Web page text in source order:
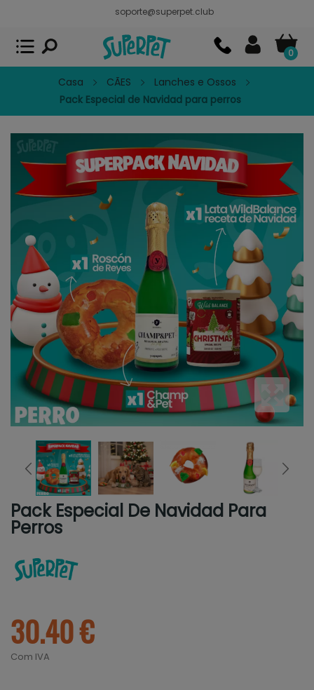
soporte@superpet.club
0
Casa CÃES
Lanches e Ossos
Pack Especial de Navidad para perros
Pack Especial De Navidad Para
Perros
30.40 €
Com IVA
Superpet, comida para mascotas
APP GRATIS - En Google Play